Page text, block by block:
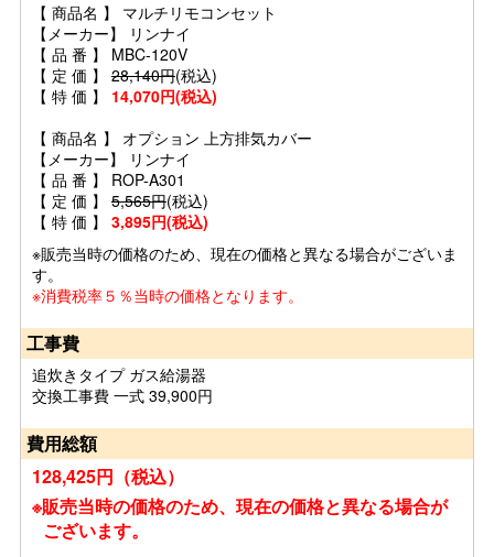
【 商品名 】 マルチリモコンセット
【メーカー】 リンナイ
【 品 番 】 MBC-120V
【 定 価 】 28,140円(税込)
【 特 価 】 14,070円(税込)
【 商品名 】 オプション 上方排気カバー
【メーカー】 リンナイ
【 品 番 】 ROP-A301
【 定 価 】 5,565円(税込)
【 特 価 】 3,895円(税込)
※販売当時の価格のため、現在の価格と異なる場合がございま
す。
※消費税率５％当時の価格となります。
工事費
追炊きタイプ ガス給湯器
交換工事費 一式 39,900円
費用総額
128,425円（税込）
※販売当時の価格のため、現在の価格と異なる場合が
ございます。